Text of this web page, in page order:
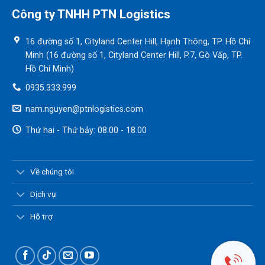
Công ty TNHH PTN Logistics
16 đường số 1, Cityland Center Hill, Hạnh Thông, TP. Hồ Chí
Minh (16 đường số 1, Cityland Center Hill, P.7, Gò Vấp, TP.
Hồ Chí Minh)
0935.333.999
nam.nguyen@ptnlogistics.com
Thứ hai - Thứ bảy: 08.00 - 18.00
Về chúng tôi
Dịch vụ
Hỗ trợ